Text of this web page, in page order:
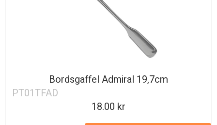
Bordsgaffel Admiral 19,7cm
PT01TFAD
18.00